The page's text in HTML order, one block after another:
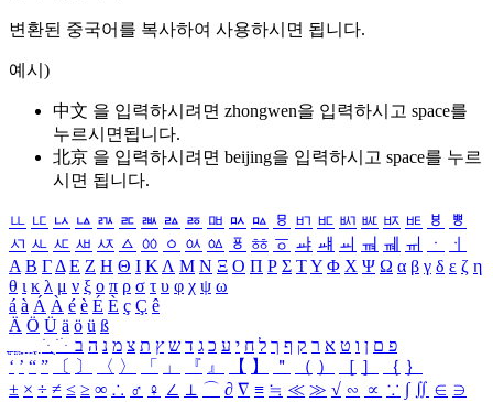
변환된 중국어를 복사하여 사용하시면 됩니다.
예시)
中文 을 입력하시려면 zhongwen을 입력하시고 space를
누르시면됩니다.
北京 을 입력하시려면 beijing을 입력하시고 space를 누르
시면 됩니다.
ㅥ ㅦ ㅧ ㅨ ㅩ ㅪ ㅫ ㅬ ㅭ ㅮ ㅯ ㅰ ㅱ ㅲ ㅳ ㅴ ㅵ ㅶ ㅷ ㅸ
ㅹ
ㅺ ㅻ ㅼ ㅽ ㅾ ㅿ ㆀ ㆁ ㆂ ㆃ ㆄ ㆅ ㆆ ㆇ ㆈ ㆉ ㆊ ㆋ ㆌ ㆍ
ㆎ
Α Β ΓΔ Ε Ζ Η Θ Ι ΚΛ Μ Ν Ξ Ο Π Ρ Σ ΤΥ Φ Χ Ψ Ω α β γ δ ε ζ η
θ ι κ λ μ ν ξ ο π ρ σ τ υ φ χ ψ ω
á à Á À é è É È ç Ç ê
Ä Ö Ü ä ö ü ß
ִֶֹ ֻּ ׁׂ פ ם ן ו ט א ר ק ף ך ל ח י ע כ ג ד ש ץ ת צ מ נ ה ב
‘ ’ “ ” 〔 〕 〈 〉 「 」 『 』 【 】 ＂ （ ） ［ ］ ｛ ｝
± × ÷ ≠ ≤ ≥ ∞ ∴ ♂ ♀ ∠ ⊥ ⌒ ∂ ∇ ≡ ≒ ≪ ≫ √ ∽ ∝ ∵ ∫ ∬ ∈ ∋